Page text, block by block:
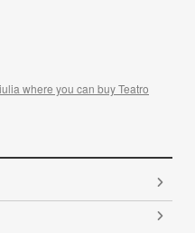
where you can buy Teatro